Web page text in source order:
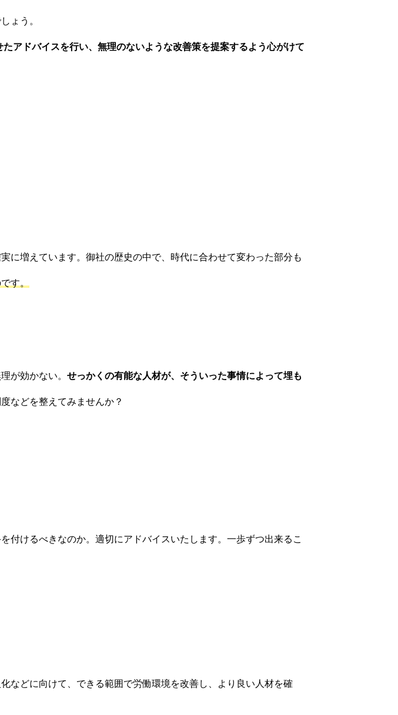
ょう。
たアドバイスを行い、無理のないような改善策を提案するよう心がけて
に増えています。御社の歴史の中で、時代に合わせて変わった部分も
す。
が効かない。 せっかくの有能な人材が、そういった事情によって埋も
などを整えてみませんか？
付けるべきなのか。適切にアドバイスいたします。一歩ずつ出来るこ
などに向けて、できる範囲で労働環境を改善し、より良い人材を確